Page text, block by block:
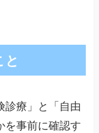
診療」と「自由
を事前に確認す